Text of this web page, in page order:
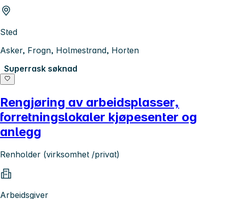
Sted
Asker, Frogn, Holmestrand, Horten
Superrask søknad
Rengjøring av arbeidsplasser,
forretningslokaler kjøpesenter og
anlegg
Renholder (virksomhet /privat)
Arbeidsgiver